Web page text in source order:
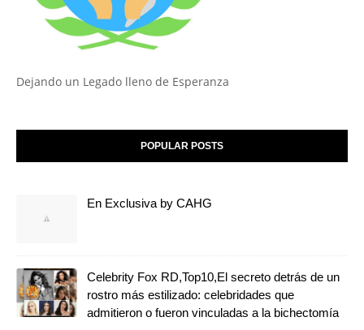
Dejando un Legado lleno de Esperanza
POPULAR POSTS
En Exclusiva by CAHG
Celebrity Fox RD,Top10,El secreto detrás de un
rostro más estilizado: celebridades que
admitieron o fueron vinculadas a la bichectomía